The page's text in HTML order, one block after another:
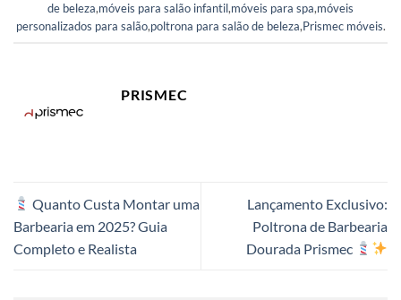
de beleza,móveis para salão infantil,móveis para spa,móveis
personalizados para salão,poltrona para salão de beleza,Prismec móveis.
PRISMEC
Quanto Custa Montar uma
Barbearia em 2025? Guia
Completo e Realista
Lançamento Exclusivo:
Poltrona de Barbearia
Dourada Prismec